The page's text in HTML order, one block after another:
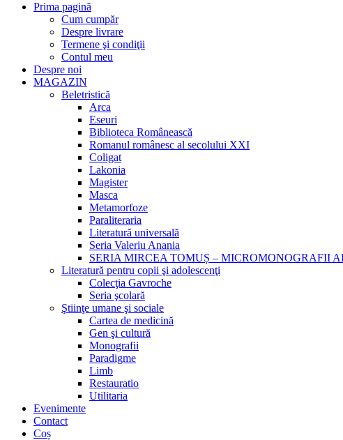
Prima pagină
Cum cumpăr
Despre livrare
Termene şi condiţii
Contul meu
Despre noi
MAGAZIN
Beletristică
Arca
Eseuri
Biblioteca Românească
Romanul românesc al secolului XXI
Coligat
Lakonia
Magister
Masca
Metamorfoze
Paraliteraria
Literatură universală
Seria Valeriu Anania
SERIA MIRCEA TOMUȘ – MICROMONOGRAFII
Literatură pentru copii şi adolescenţi
Colecţia Gavroche
Seria şcolară
Ştiinţe umane şi sociale
Cartea de medicină
Gen şi cultură
Monografii
Paradigme
Limb
Restauratio
Utilitaria
Evenimente
Contact
Coș